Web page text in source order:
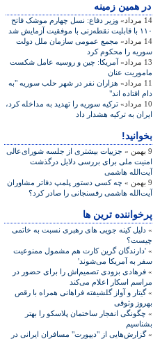
در همين زمينه
14 مرداد»
وزير دفاع: نسل چهارم موشک فاتح
۱۱۰ با قابليت نقطه‌زنی با موفقيت آزمايش شد
14 مرداد»
مجمع عمومی سازمان ملل دولت
سوریه را محکوم کرد
13 مرداد»
آمريکا: چين و روسيه عامل شکست
ماموريت عنان
11 مرداد»
هزاران نفر در شهر حلب سوريه "به
دام افتاده اند"
10 مرداد»
ترکيه سوريه را تهديد به مداخله کرد،
ايران به ترکيه هشدار داد
بخوانید!
9 بهمن »
جزییات بیشتری از جلسه شورای‌عالی
امنیت ملی برای بررسی دلایل درگذشت
آیت‌الله هاشمی
9 بهمن »
چه کسی دستور پلمپ دفاتر مشاوران
آیت‌الله هاشمی رفسنجانی را صادر کرد؟
پرخواننده ترین ها
» دلیل کینه جویی های رهبری نسبت به خاتمی
چیست؟
» 'دارندگان گرین کارت هم مشمول ممنوعیت
سفر به آمریکا می‌شوند'
» فرهادی بزودی تصمیم‌اش را برای حضور در
مراسم اسکار اعلام می‌کند
»گیتار و آواز گلشیفته فراهانی همراه با رقص
بهروز وثوقی
» چگونگی انفجار ساختمان پلاسکو را بهتر
بشناسیم
»گزارش‌هایی از "دیپورت" مسافران ایرانی در